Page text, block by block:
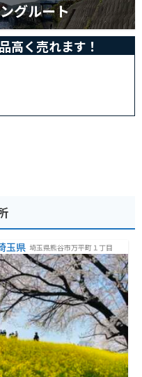
グルート
高く売れます！
玉県 埼玉県熊谷市万平町１丁目